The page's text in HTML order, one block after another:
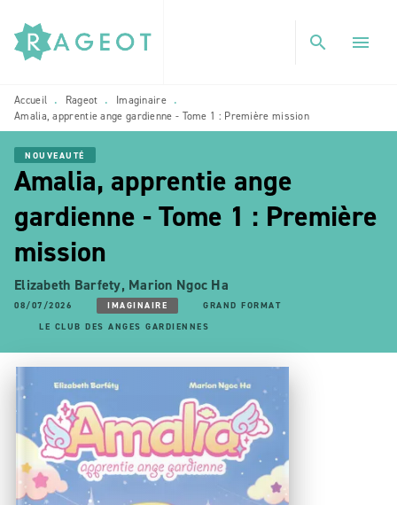
MENU RECHERCHE
PIED DE PAGE
search menu
Accueil • Rageot • Imaginaire •
Amalia, apprentie ange gardienne - Tome 1 : Première mission
NOUVEAUTÉ
Amalia, apprentie ange
gardienne - Tome 1 : Première
mission
Elizabeth Barfety, Marion Ngoc Ha
08/07/2026 IMAGINAIRE
GRAND FORMAT
LE CLUB DES ANGES GARDIENNES